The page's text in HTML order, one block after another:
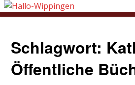
Schlagwort:
Öffentliche